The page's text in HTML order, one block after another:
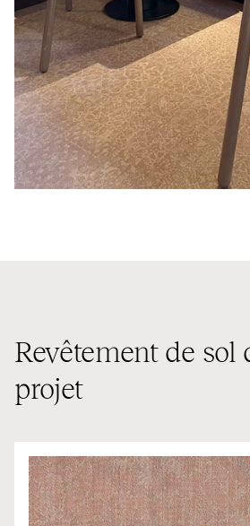
Revêtement de sol
projet